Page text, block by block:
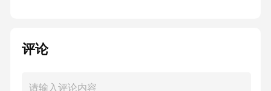
z，额定电压10kV的电力系统中，作输配电线路
定负荷电流之用，在10kV线路中应用广泛，功
评论